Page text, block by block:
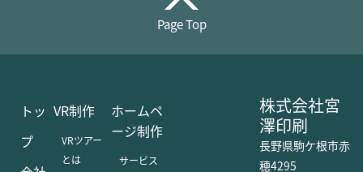
Page Top
トッ
プ
VR制作
VRツアー
とは
ホームペ
ージ制作
サービス
株式会社宮
澤印刷
長野県駒ケ根市赤
穂4295